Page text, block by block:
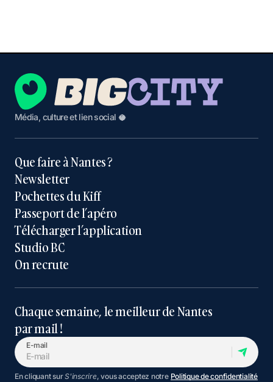
Média, culture et lien social 🥥
Que faire à Nantes ?
Newsletter
Pochettes du Kiff
Passeport de l’apéro
Télécharger l’application
Studio BC
On recrute
Chaque semaine, le meilleur de Nantes
par mail !
E-mail
En cliquant surS'inscrire, vous acceptez notre Politique de confidentialité